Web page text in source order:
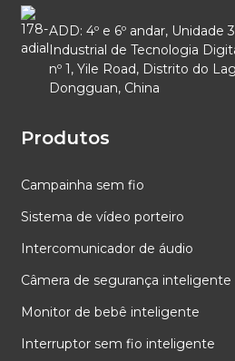
ADD: 4º e 6º andar, Unidade
Industrial de Tecnologia
nº 1, Yile Road, Distrito do
Dongguan, China
Produtos
Campainha sem fio
Sistema de vídeo porteiro
Intercomunicador de áudio
Câmera de segurança inteligente
Monitor de bebê inteligente
Interruptor sem fio inteligente